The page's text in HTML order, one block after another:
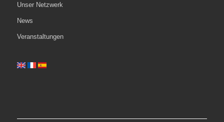
Unser Netzwerk
News
Veranstaltungen